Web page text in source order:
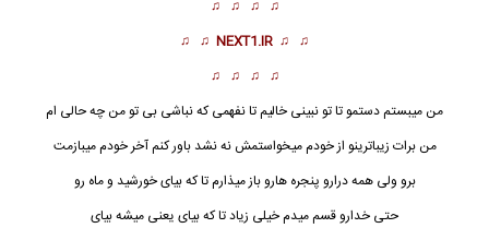
♫ ♫ ♫ ♫
♫ ♫
NEXT1.IR
♫ ♫
♫ ♫ ♫ ♫
من میبستم دستمو تا تو نبینی خالیم تا نفهمی که نباشی بی تو من چه حالی ام
من برات زیباترینو از خودم میخواستمش نه نشد باور کنم آخر خودم میبازمت
برو ولی همه درارو پنجره هارو باز میذارم تا که بیای خورشید و ماه رو
حتی خدارو قسم میدم خیلی زیاد تا که بیای یعنی میشه بیای